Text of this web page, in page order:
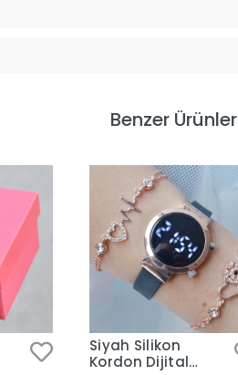
Benzer Ürünler
Siyah Silikon
Kordon Dijital